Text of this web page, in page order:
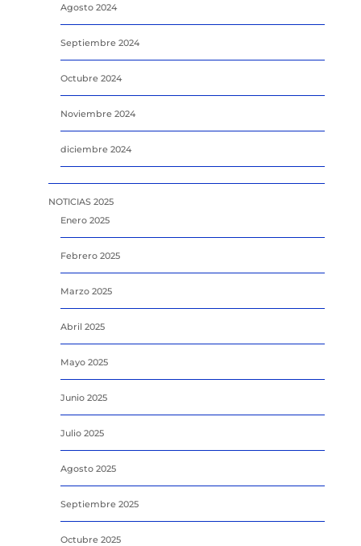
Agosto 2024
Septiembre 2024
Octubre 2024
Noviembre 2024
diciembre 2024
NOTICIAS 2025
Enero 2025
Febrero 2025
Marzo 2025
Abril 2025
Mayo 2025
Junio 2025
Julio 2025
Agosto 2025
Septiembre 2025
Octubre 2025